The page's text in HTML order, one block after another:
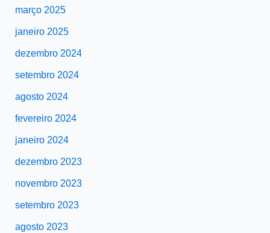
março 2025
janeiro 2025
dezembro 2024
setembro 2024
agosto 2024
fevereiro 2024
janeiro 2024
dezembro 2023
novembro 2023
setembro 2023
agosto 2023